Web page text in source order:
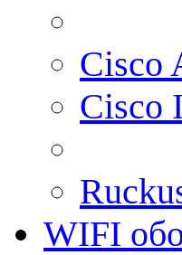
Cisco
Cisco
WIFI